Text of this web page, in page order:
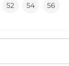
52 54 56